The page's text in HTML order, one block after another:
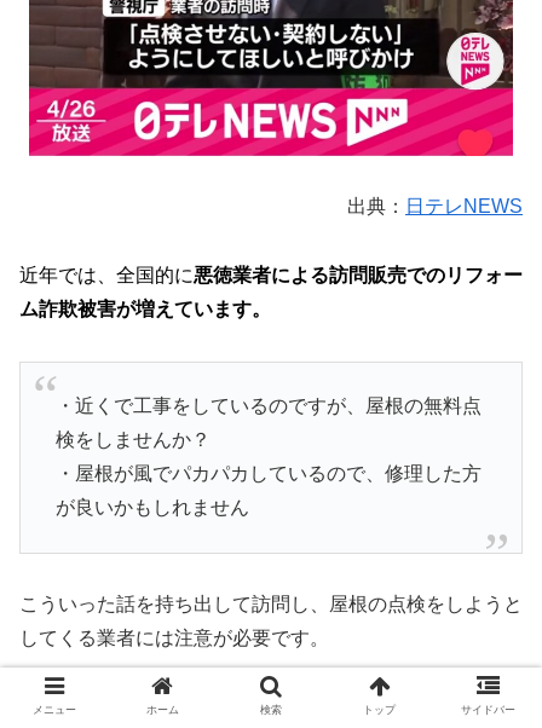
出典： 日テレNEWS
近年では、全国的に悪徳業者による訪問販売でのリフォー
ム詐欺被害が増えています。
・近くで工事をしているのですが、屋根の無料点
検をしませんか？
・屋根が風でパカパカしているので、修理した方
が良いかもしれません
こういった話を持ち出して訪問し、屋根の点検をしようと
してくる業者には注意が必要です。
実際は壊れていないのに、必要のない工事をすることで修
メニュー ホーム 検索 トップ サイドバー